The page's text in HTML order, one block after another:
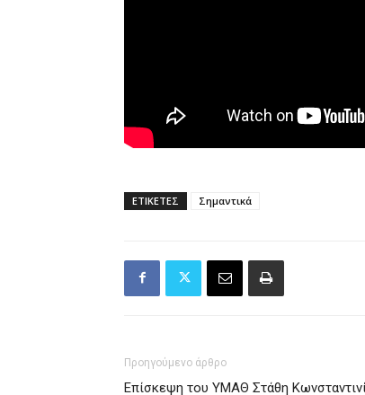
ΕΤΙΚΕΤΕΣ Σημαντικά
Προηγούμενο άρθρο
Επίσκεψη του ΥΜΑΘ Στάθη